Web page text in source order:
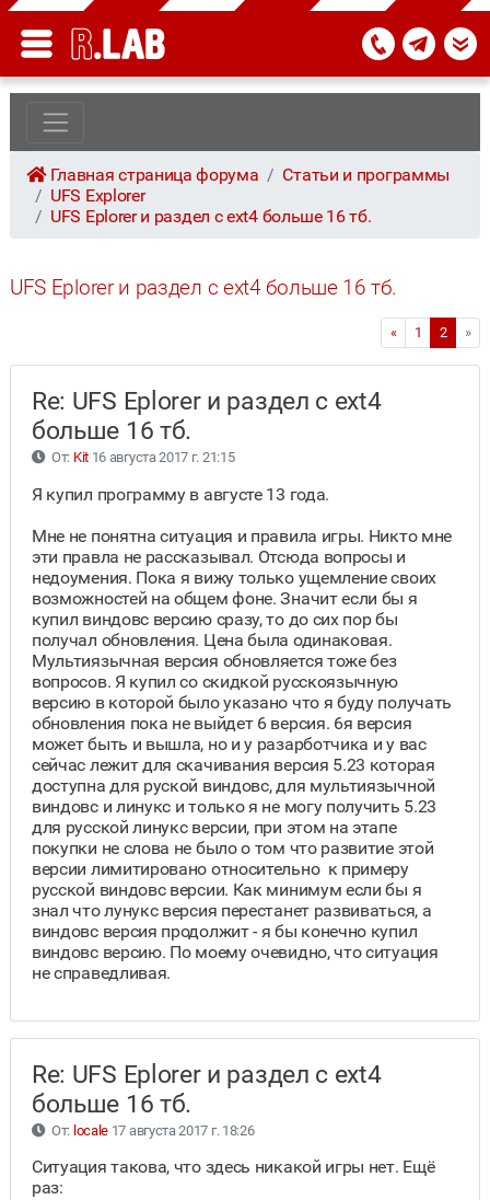
Главная страница форума
Статьи и программы
UFS Explorer
UFS Eplorer и раздел с ext4 больше 16 тб.
UFS Eplorer и раздел с ext4 больше 16 тб.
« 1 2 »
Re: UFS Eplorer и раздел с ext4
больше 16 тб.
От: Kit16 августа 2017 г. 21:15
Я купил программу в августе 13 года.
Мне не понятна ситуация и правила игры. Никто мне
эти правла не рассказывал. Отсюда вопросы и
недоумения. Пока я вижу только ущемление своих
возможностей на общем фоне. Значит если бы я
купил виндовс версию сразу, то до сих пор бы
получал обновления. Цена была одинаковая.
Мультиязычная версия обновляется тоже без
вопросов. Я купил со скидкой русскоязычную
версию в которой было указано что я буду получать
обновления пока не выйдет 6 версия. 6я версия
может быть и вышла, но и у разарботчика и у вас
сейчас лежит для скачивания версия 5.23 которая
доступна для руской виндовс, для мультиязычной
виндовс и линукс и только я не могу получить 5.23
для русской линукс версии, при этом на этапе
покупки не слова не было о том что развитие этой
версии лимитировано относительно к примеру
русской виндовс версии. Как минимум если бы я
знал что лунукс версия перестанет развиваться, а
виндовс версия продолжит - я бы конечно купил
виндовс версию. По моему очевидно, что ситуация
не справедливая.
Re: UFS Eplorer и раздел с ext4
больше 16 тб.
От: locale 17 августа 2017 г. 18:26
Ситуация такова, что здесь никакой игры нет. Ещё
раз: